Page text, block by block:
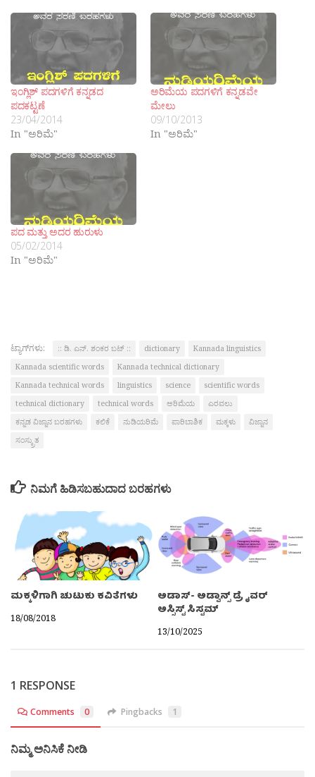
ಇಂಗ್ಲಿಶ್ ಪದಗಳಿಗೆ ಕನ್ನಡದ
ಪದಕಟ್ಟಣೆ
23/04/2014
In "ಅರಿಮೆ"
ಅರಿಮೆಯ ಪದಗಳಿಗೆ ಕನ್ನಡವೇ
ಮೇಲು
09/10/2013
In "ಅರಿಮೆ"
ಪದ ಮತ್ತು ಅದರ ಹುರುಳು
05/02/2014
In "ಅರಿಮೆ"
ಟ್ಯಾಗ್‌ಗಳು: :: ಡಿ. ಎನ್. ಶಂಕರ ಬಟ್ :: dictionary
Kannada linguistics
Kannada scientific words
Kannada technical dictionary
Kannada technical words
linguistics science
scientific words
technical dictionary
technical words ಅರಿಮೆಯ
ಎರವಲು
ಕನ್ನಡ ವಿಜ್ನಾನ ಬರಹಗಳು
ಕಲಿಕೆ ನುಡಿಯರಿಮೆ ಪಾರಿಬಾಶಿಕ ಮಕ್ಕಳು
ವಿಜ್ನಾನ
ಸಂಸ್ಕ್ರುತ
ನಿಮಗೆ ಹಿಡಿಸಬಹುದಾದ ಬರಹಗಳು
ಮಕ್ಕಳಿಗಾಗಿ ಚುಟುಕು ಕವಿತೆಗಳು
18/08/2018
ಅಡಾಸ್- ಅಡ್ವಾನ್ಸ್ ಡ್ರೈವರ್
ಅಸ್ಸಿಸ್ಟ್ ಸಿಸ್ಟಮ್
13/10/2025
1 RESPONSE
Comments 0 Pingbacks 1
ನಿಮ್ಮ ಅನಿಸಿಕೆ ನೀಡಿ